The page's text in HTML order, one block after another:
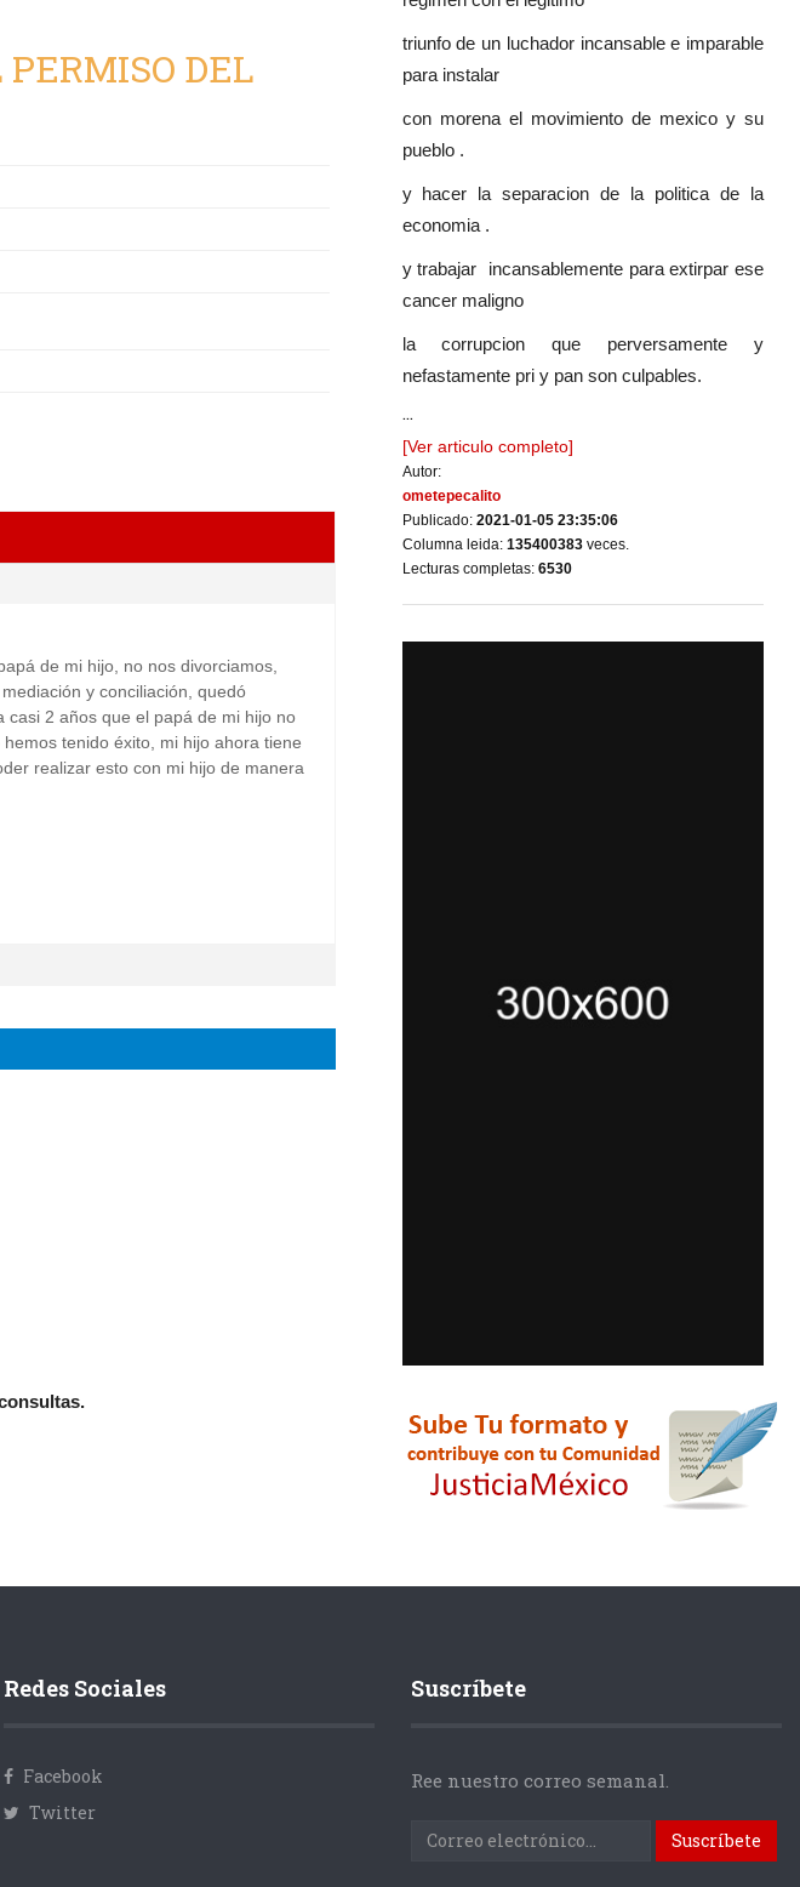
DEL
de mi hijo, no nos divorciamos,
y conciliación, quedó
2 años que el papá de mi hijo no
tenido éxito, mi hijo ahora tiene
realizar esto con mi hijo de manera
triunfo de un luchador incansable e imparable
para instalar
con morena el movimiento de mexico y su
pueblo .
y hacer la separacion de la politica de la
economia .
y trabajar incansablemente para extirpar ese
cancer maligno
la corrupcion que perversamente y
nefastamente pri y pan son culpables.
...
[Ver articulo completo]
Autor:
ometepecalito
Publicado: 2021-01-05 23:35:06
Columna leida: 135400383veces.
Lecturas completas: 6530
Redes Sociales
Facebook
Twitter
Suscríbete
Ree nuestro correo semanal.